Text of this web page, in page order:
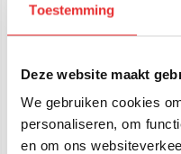
Toestemming
Deze website maakt
We gebruiken cookies
personaliseren, om
en om ons
RAM Mount Twist-lock
Zuignap Basis met B-
kogel (25 mm) - RAM-B-
224-1U